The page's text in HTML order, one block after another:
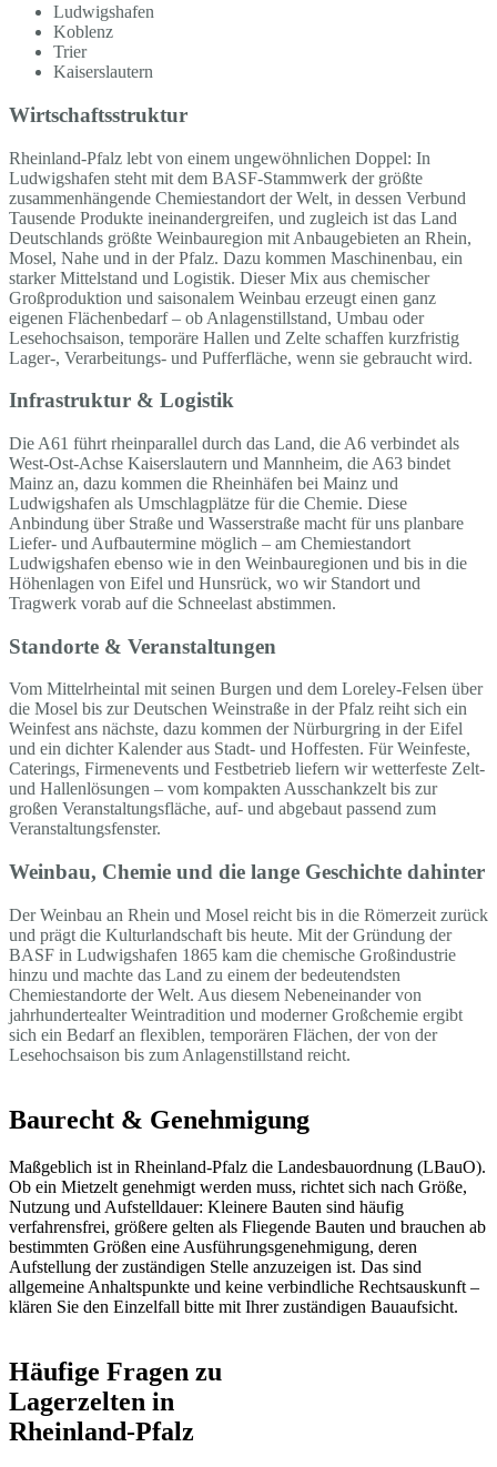
Ludwigshafen
Koblenz
Trier
Kaiserslautern
Wirtschaftsstruktur
Rheinland-Pfalz lebt von einem ungewöhnlichen Doppel: In
Ludwigshafen steht mit dem BASF-Stammwerk der größte
zusammenhängende Chemiestandort der Welt, in dessen Verbund
Tausende Produkte ineinandergreifen, und zugleich ist das Land
Deutschlands größte Weinbauregion mit Anbaugebieten an Rhein,
Mosel, Nahe und in der Pfalz. Dazu kommen Maschinenbau, ein
starker Mittelstand und Logistik. Dieser Mix aus chemischer
Großproduktion und saisonalem Weinbau erzeugt einen ganz
eigenen Flächenbedarf – ob Anlagenstillstand, Umbau oder
Lesehochsaison, temporäre Hallen und Zelte schaffen kurzfristig
Lager-, Verarbeitungs- und Pufferfläche, wenn sie gebraucht wird.
Infrastruktur & Logistik
Die A61 führt rheinparallel durch das Land, die A6 verbindet als
West-Ost-Achse Kaiserslautern und Mannheim, die A63 bindet
Mainz an, dazu kommen die Rheinhäfen bei Mainz und
Ludwigshafen als Umschlagplätze für die Chemie. Diese
Anbindung über Straße und Wasserstraße macht für uns planbare
Liefer- und Aufbautermine möglich – am Chemiestandort
Ludwigshafen ebenso wie in den Weinbauregionen und bis in die
Höhenlagen von Eifel und Hunsrück, wo wir Standort und
Tragwerk vorab auf die Schneelast abstimmen.
Standorte & Veranstaltungen
Vom Mittelrheintal mit seinen Burgen und dem Loreley-Felsen über
die Mosel bis zur Deutschen Weinstraße in der Pfalz reiht sich ein
Weinfest ans nächste, dazu kommen der Nürburgring in der Eifel
und ein dichter Kalender aus Stadt- und Hoffesten. Für Weinfeste,
Caterings, Firmenevents und Festbetrieb liefern wir wetterfeste Zelt-
und Hallenlösungen – vom kompakten Ausschankzelt bis zur
großen Veranstaltungsfläche, auf- und abgebaut passend zum
Veranstaltungsfenster.
Weinbau, Chemie und die lange Geschichte dahinter
Der Weinbau an Rhein und Mosel reicht bis in die Römerzeit zurück
und prägt die Kulturlandschaft bis heute. Mit der Gründung der
BASF in Ludwigshafen 1865 kam die chemische Großindustrie
hinzu und machte das Land zu einem der bedeutendsten
Chemiestandorte der Welt. Aus diesem Nebeneinander von
jahrhundertealter Weintradition und moderner Großchemie ergibt
sich ein Bedarf an flexiblen, temporären Flächen, der von der
Lesehochsaison bis zum Anlagenstillstand reicht.
Baurecht & Genehmigung
Maßgeblich ist in Rheinland-Pfalz die Landesbauordnung (LBauO).
Ob ein Mietzelt genehmigt werden muss, richtet sich nach Größe,
Nutzung und Aufstelldauer: Kleinere Bauten sind häufig
verfahrensfrei, größere gelten als Fliegende Bauten und brauchen ab
bestimmten Größen eine Ausführungsgenehmigung, deren
Aufstellung der zuständigen Stelle anzuzeigen ist. Das sind
allgemeine Anhaltspunkte und keine verbindliche Rechtsauskunft –
klären Sie den Einzelfall bitte mit Ihrer zuständigen Bauaufsicht.
Häufige Fragen zu
Lagerzelten in
Rheinland-Pfalz